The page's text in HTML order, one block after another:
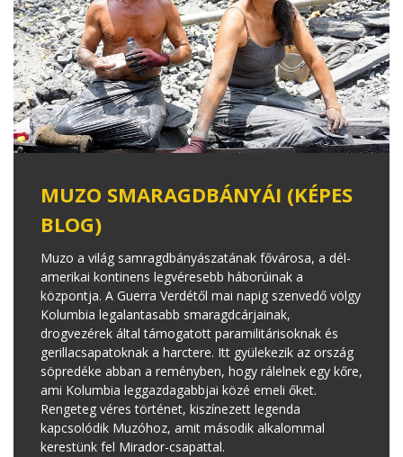
MUZO SMARAGDBÁNYÁI (KÉPES
BLOG)
Muzo a világ samragdbányászatának fővárosa, a dél-
amerikai kontinens legvéresebb háborúinak a
központja. A Guerra Verdétől mai napig szenvedő völgy
Kolumbia legalantasabb smaragdcárjainak,
drogvezérek által támogatott paramilitárisoknak és
gerillacsapatoknak a harctere. Itt gyülekezik az ország
söpredéke abban a reményben, hogy rálelnek egy kőre,
ami Kolumbia leggazdagabbjai közé emeli őket.
Rengeteg véres történet, kiszínezett legenda
kapcsolódik Muzóhoz, amit második alkalommal
kerestünk fel Mirador-csapattal.